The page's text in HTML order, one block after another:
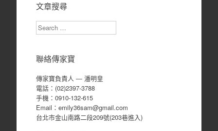
文章搜尋
Search
聯絡傳家寶
傳家寶負責人 ― 潘明皇
電話：(02)2397-3788
手機：0910-132-615
Email：emily36sam@gmail.com
台北市金山南路二段209號(203巷進入)